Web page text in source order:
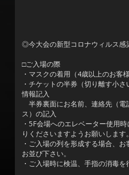
◎今大会の新型コロナウィルス感
□ご入場の際
・マスクの着用（4歳以上のお客
・チケットの半券（切り離す小
情報記入
半券裏面にお名前、連絡先（電
ス）の記入
・5F会場へのエレベーター使用
りくださいますようお願いします。
・ご入場の列を形成する場合、
お並び下さい。
・ご入場時に検温、手指の消毒を